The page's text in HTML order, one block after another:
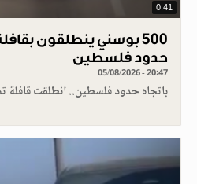
0.41
500 بوسني ينطلقون
حدود فلسطين
05/08/2026 - 20:47
باتجاه حدود فلسطين.. انطلقت